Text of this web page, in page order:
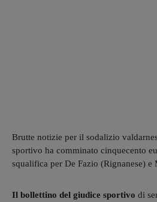
Brutte notizie per il sodalizio
sportivo ha comminato cinquecento
squalifica per De Fazio (Rignanese) e
Il bollettino del giudice sportivo di